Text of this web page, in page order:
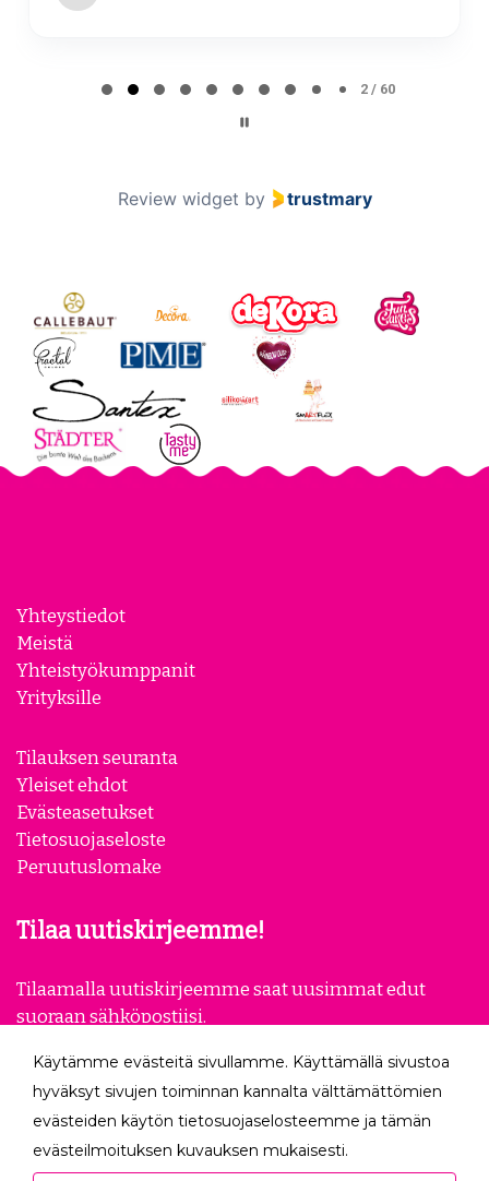
2 / 60
Review widget by trustmary
Yhteystiedot
Meistä
Yhteistyökumppanit
Yrityksille
Tilauksen seuranta
Yleiset ehdot
Evästeasetukset
Tietosuojaseloste
Peruutuslomake
Tilaa uutiskirjeemme!
Tilaamalla uutiskirjeemme saat uusimmat edut
suoraan sähköpostiisi.
Seuraa meitä
Käytämme evästeitä sivullamme. Käyttämällä sivustoa
hyväksyt sivujen toiminnan kannalta välttämättömien
evästeiden käytön tietosuojaselosteemme ja tämän
evästeilmoituksen kuvauksen mukaisesti.